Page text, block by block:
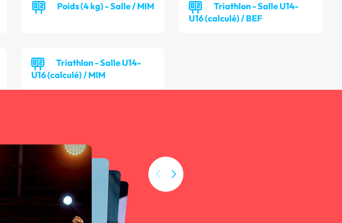
Poids (4 kg) - Salle / MIM
Triathlon - Salle U14-
U16 (calculé) / BEF
Triathlon - Salle U14-
U16 (calculé) / MIM